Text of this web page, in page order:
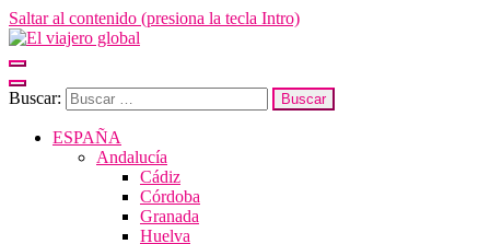
Saltar al contenido (presiona la tecla Intro)
forma sensorial, desde su música hasta su arquitectura o sus sabores
Buscar:
ESPAÑA
Andalucía
Cádiz
Córdoba
Granada
Huelva